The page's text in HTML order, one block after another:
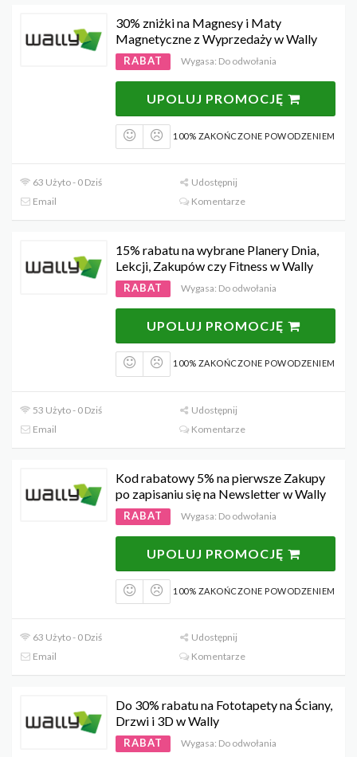
30% zniżki na Magnesy i Maty
Magnetyczne z Wyprzedaży w Wally
RABAT Wygasa: Do odwołania
UPOLUJ PROMOCJĘ
100% ZAKOŃCZONE POWODZENIEM
63 Użyto - 0 Dziś
Udostępnij
Email
Komentarze
15% rabatu na wybrane Planery Dnia,
Lekcji, Zakupów czy Fitness w Wally
RABAT Wygasa: Do odwołania
UPOLUJ PROMOCJĘ
100% ZAKOŃCZONE POWODZENIEM
53 Użyto - 0 Dziś
Udostępnij
Email
Komentarze
Kod rabatowy 5% na pierwsze Zakupy
po zapisaniu się na Newsletter w Wally
RABAT Wygasa: Do odwołania
UPOLUJ PROMOCJĘ
100% ZAKOŃCZONE POWODZENIEM
63 Użyto - 0 Dziś
Udostępnij
Email
Komentarze
Do 30% rabatu na Fototapety na Ściany,
Drzwi i 3D w Wally
RABAT Wygasa: Do odwołania